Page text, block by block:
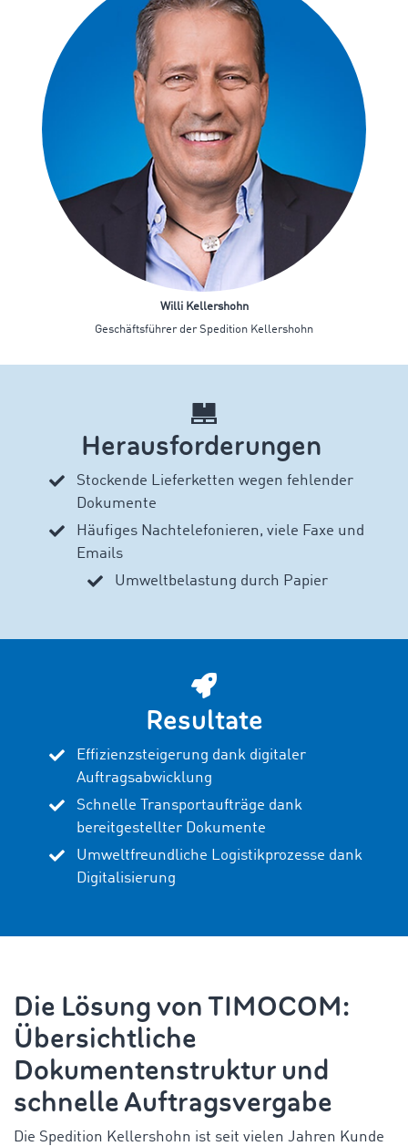
Willi Kellershohn
Geschäftsführer der Spedition Kellershohn
Herausforderungen
Stockende Lieferketten wegen fehlender
Dokumente
Häufiges Nachtelefonieren, viele Faxe und
Emails
Umweltbelastung durch Papier
Resultate
Effizienzsteigerung dank digitaler
Auftragsabwicklung
Schnelle Transportaufträge dank
bereitgestellter Dokumente
Umweltfreundliche Logistikprozesse dank
Digitalisierung
Die Lösung von TIMOCOM:
Übersichtliche
Dokumentenstruktur und
schnelle Auftragsvergabe
Die Spedition Kellershohn ist seit vielen Jahren Kunde